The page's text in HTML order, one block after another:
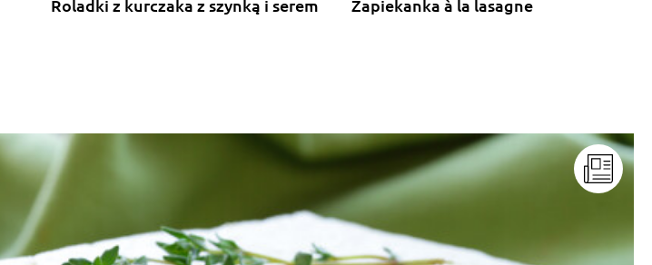
Roladki z kurczaka z szynką i serem Zapiekanka à la lasagne